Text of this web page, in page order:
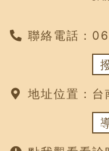
聯絡電話：
地址位置： 台